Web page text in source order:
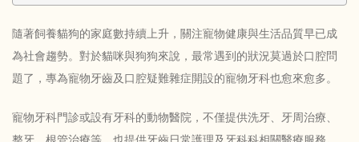
隨著飼養貓狗的家庭數持續上升，關注寵物健康與生活品質早已成
為社會趨勢。對於貓咪與狗狗來說，最常遇到的狀況莫過於口腔問
題了，專為寵物牙齒及口腔疑難雜症開設的寵物牙科也愈來愈多。
寵物牙科門診或設有牙科的動物醫院，不僅提供洗牙、牙周治療、